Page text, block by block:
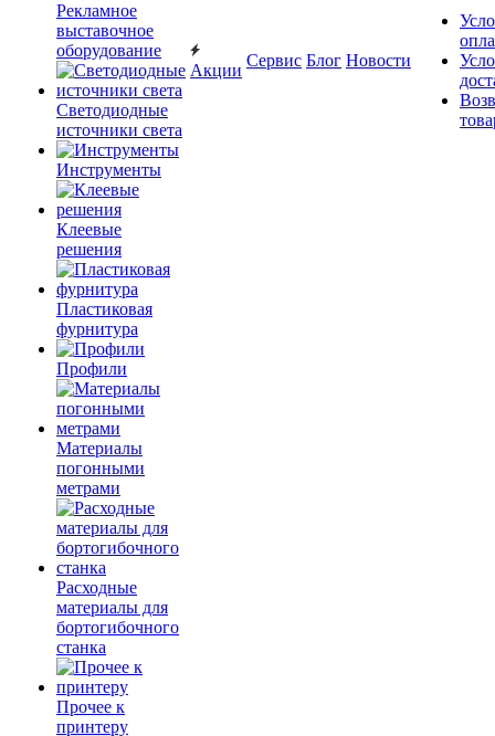
Рекламное
выставочное
оборудование
Светодиодные
источники света
Инструменты
Клеевые
решения
Пластиковая
фурнитура
Профили
Материалы
погонными
метрами
Расходные
материалы для
бортогибочного
станка
Прочее к
принтеру
Акции
Сервис Блог Новости